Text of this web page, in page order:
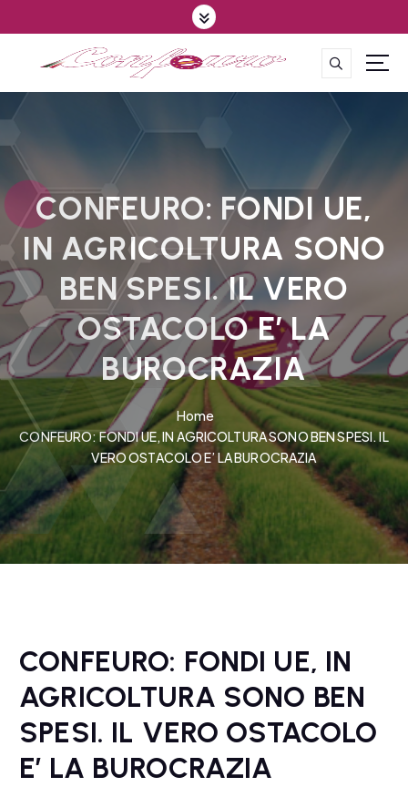
k
t
t
e
t
CONFEURO: FONDI UE,
IN AGRICOLTURA SONO
BEN SPESI. IL VERO
OSTACOLO E’ LA
BUROCRAZIA
Home
CONFEURO: FONDI UE, IN AGRICOLTURA SONO BEN SPESI. IL
VERO OSTACOLO E’ LA BUROCRAZIA
CONFEURO: FONDI UE, IN
AGRICOLTURA SONO BEN
SPESI. IL VERO OSTACOLO
E’ LA BUROCRAZIA